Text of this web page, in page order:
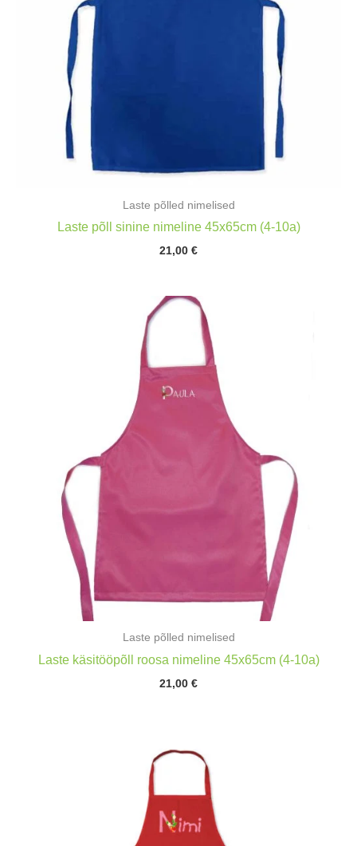
Laste põlled nimelised
Laste põll sinine nimeline 45x65cm (4-10a)
21,00 €
Laste põlled nimelised
Laste käsitööpõll roosa nimeline 45x65cm (4-10a)
21,00 €